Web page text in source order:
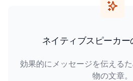
ネイティブスピーカー
効果的にメッセージを伝える
物の文章。